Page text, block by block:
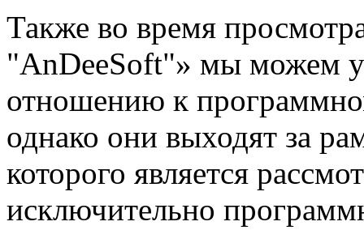
Также во время
"AnDeeSoft"» мы можем
отношению к
однако они выходят за
которого является
исключительно